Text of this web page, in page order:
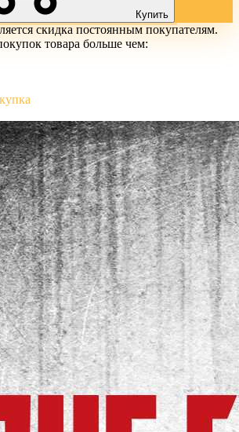
Купить
скидка постоянным покупателям.
товара больше чем: